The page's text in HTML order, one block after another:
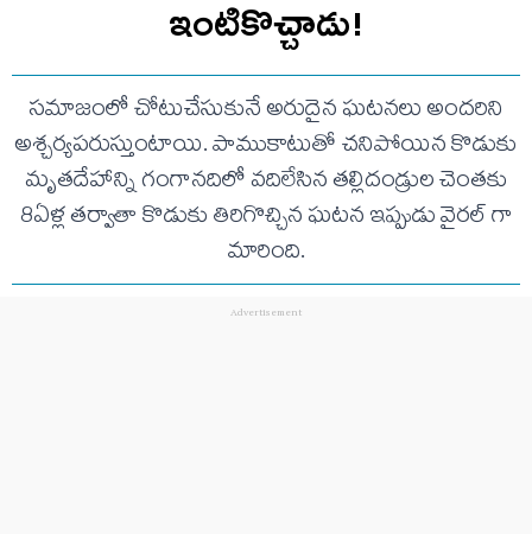
ఇంటికొచ్చాడు!
సమాజంలో చోటుచేసుకునే అరుదైన ఘటనలు అందరిని
అశ్చర్యపరుస్తుంటాయి. పాముకాటుతో చనిపోయిన కొడుకు
మృతదేహాన్ని గంగానదిలో వదిలేసిన తల్లిదండ్రుల చెంతకు
8ఏళ్ల తర్వాతా కొడుకు తిరిగొచ్చిన ఘటన ఇప్పుడు వైరల్ గా
మారింది.